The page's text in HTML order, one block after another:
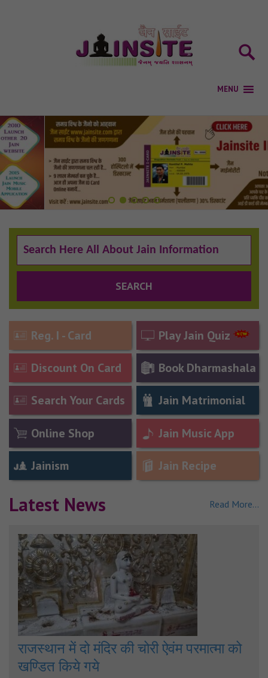
1 2 4 5
Reg. I - Card Play Jain Quiz
Discount On Card Book Dharmashala
Search Your Cards Jain Matrimonial
Online Shop Jain Music App
Jainism Jain Recipe
Latest News Read More...
राजस्थान में दो मंदिर की चोरी ऐवंम परमात्मा को
खण्डित किये गये